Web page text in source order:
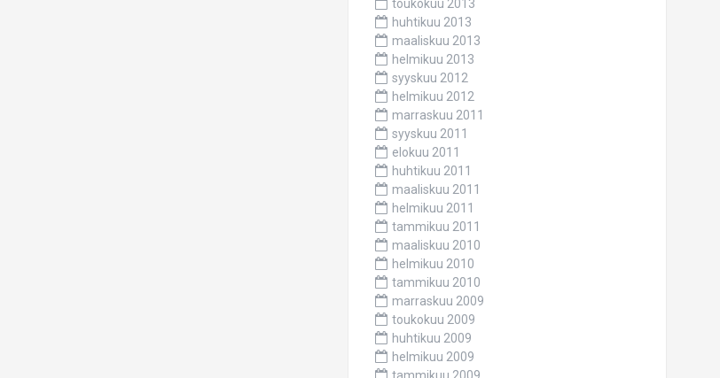
toukokuu 2013
huhtikuu 2013
maaliskuu 2013
helmikuu 2013
syyskuu 2012
helmikuu 2012
marraskuu 2011
syyskuu 2011
elokuu 2011
huhtikuu 2011
maaliskuu 2011
helmikuu 2011
tammikuu 2011
maaliskuu 2010
helmikuu 2010
tammikuu 2010
marraskuu 2009
toukokuu 2009
huhtikuu 2009
helmikuu 2009